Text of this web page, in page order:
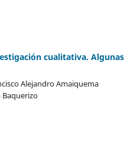
cualitativa. Algunas
Alejandro Amaiquema
Baquerizo